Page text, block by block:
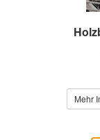
Mehr